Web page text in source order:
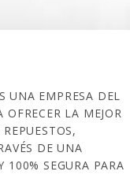
UNA EMPRESA DEL
LA MEJOR
DE UNA
100% SEGURA PARA